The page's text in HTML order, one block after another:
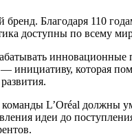
Благодаря 110
доступны по всему
инициативу, которая
L’Oréal должны
идеи до